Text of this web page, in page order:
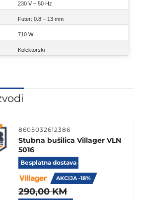
230 V ~ 50 Hz
Futer: 0.8 – 13 mm
710 W
Kolektorski
8605032612386
Stubna bušilica Villager VLN
5016
Besplatna dostava
AKCIJA -18%
290,00KM